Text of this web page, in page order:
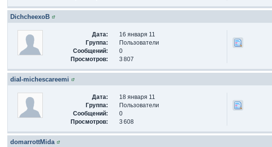
DichcheexoB
Дата:
16 января 11
Группа:
Пользователи
Сообщений:
0
Просмотров:
3 807
dial-michescareemi
Дата:
18 января 11
Группа:
Пользователи
Сообщений:
0
Просмотров:
3 608
domarrottMida